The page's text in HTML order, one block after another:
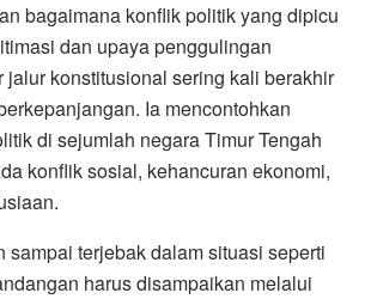
bagaimana konflik politik yang dipicu
dan upaya penggulingan
jalur konstitusional sering kali berakhir
Ia mencontohkan
di sejumlah negara Timur Tengah
konflik sosial, kehancuran ekonomi,
sampai terjebak dalam situasi seperti
harus disampaikan melalui